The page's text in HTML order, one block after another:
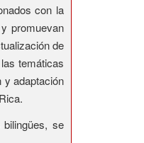
con la
promuevan
de
temáticas
y adaptación
se